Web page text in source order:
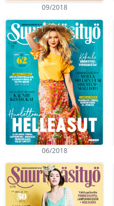
09/2018
06/2018